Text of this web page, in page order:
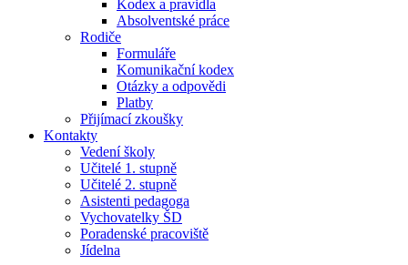
Kodex a pravidla
Absolventské práce
Rodiče
Formuláře
Komunikační kodex
Otázky a odpovědi
Platby
Přijímací zkoušky
Kontakty
Vedení školy
Učitelé 1. stupně
Učitelé 2. stupně
Asistenti pedagoga
Vychovatelky ŠD
Poradenské pracoviště
Jídelna